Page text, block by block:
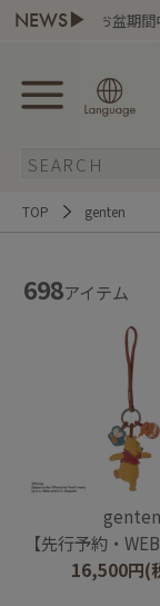
NEWS▶
盆期間中の営業につい
TOP genten
698アイテム
genten
【先行予約・WEB限定】ワクワクチャーム/ディズニーキャラ
16,500円(